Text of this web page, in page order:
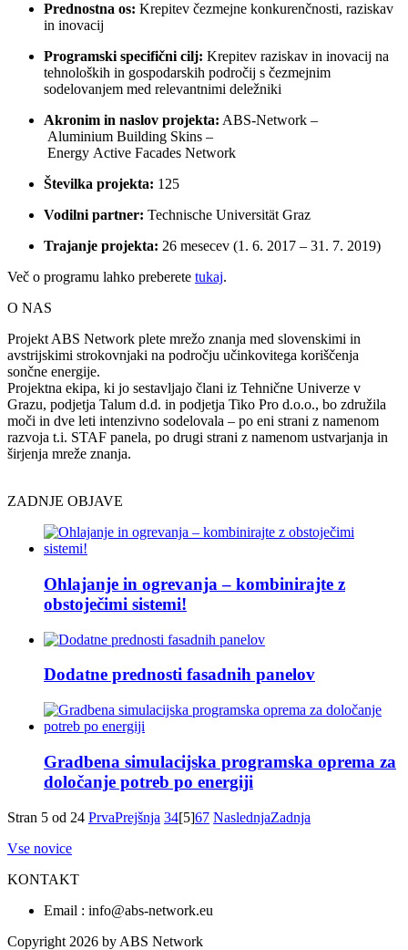
Prednostna os: Krepitev čezmejne konkurenčnosti, raziskav
in inovacij
Programski specifični cilj: Krepitev raziskav in inovacij na
tehnoloških in gospodarskih področij s čezmejnim
sodelovanjem med relevantnimi deležniki
Akronim in naslov projekta: ABS-Network –
Aluminium Building Skins –
Energy Active Facades Network
Številka projekta: 125
Vodilni partner: Technische Universität Graz
Trajanje projekta: 26 mesecev (1. 6. 2017 – 31. 7. 2019)
Več o programu lahko preberete tukaj.
O NAS
Projekt ABS Network plete mrežo znanja med slovenskimi in
avstrijskimi strokovnjaki na področju učinkovitega koriščenja
sončne energije.
Projektna ekipa, ki jo sestavljajo člani iz Tehnične Univerze v
Grazu, podjetja Talum d.d. in podjetja Tiko Pro d.o.o., bo združila
moči in dve leti intenzivno sodelovala – po eni strani z namenom
razvoja t.i. STAF panela, po drugi strani z namenom ustvarjanja in
širjenja mreže znanja.
ZADNJE OBJAVE
Ohlajanje in ogrevanja – kombinirajte z
obstoječimi sistemi!
Dodatne prednosti fasadnih panelov
Gradbena simulacijska programska oprema za
določanje potreb po energiji
Stran 5 od 24 PrvaPrejšnja 34[5]67 NaslednjaZadnja
Vse novice
KONTAKT
Email : info@abs-network.eu
Copyright 2026 by ABS Network